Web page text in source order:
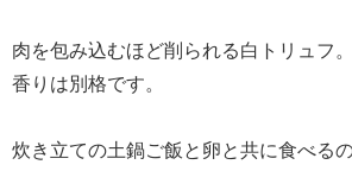
肉を包み込むほど削られる白トリュフ
香りは別格です。
炊き立ての土鍋ご飯と卵と共に食べるの